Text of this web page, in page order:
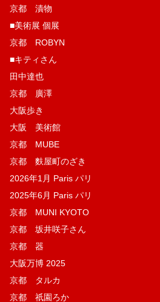
京都 漬物
■美術展 個展
京都 ROBYN
■キティさん
田中達也
京都 廣澤
大阪歩き
大阪 美術館
京都 MUBE
京都 麩屋町のざき
2026年1月 Paris パリ
2025年6月 Paris パリ
京都 MUNI KYOTO
京都 坂井咲子さん
京都 器
大阪万博 2025
京都 タルカ
京都 祇園ろか